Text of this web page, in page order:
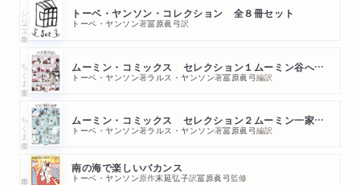
シリーズ・全集 トーベ・ヤンソン・コレクション 全８冊セット
トーベ・ヤンソン著冨原眞弓訳
ちくま文庫 ムーミン・コミックス セレクション１ムーミン谷へようこそ
トーベ・ヤンソン著ラルス・ヤンソン著冨原眞弓編訳
ちくま文庫 ムーミン・コミックス セレクション２ムーミン一家のふしぎな旅
トーベ・ヤンソン著ラルス・ヤンソン著冨原眞弓編訳
南の海で楽しいバカンス
トーベ・ヤンソン原作末延弘子訳冨原眞弓監修